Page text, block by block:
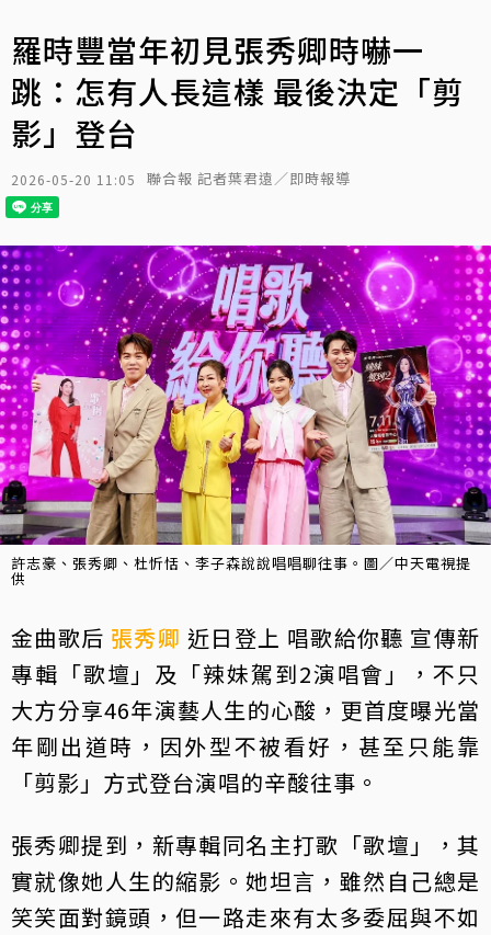
羅時豐當年初見張秀卿時嚇一
跳：怎有人長這樣 最後決定「剪
影」登台
2026-05-20 11:05 聯合報 記者葉君遠／即時報導
許志豪、張秀卿、杜忻恬、李子森說說唱唱聊往事。圖／中天電視提
供
金曲歌后 張秀卿 近日登上 唱歌給你聽 宣傳新
專輯「歌壇」及「辣妹駕到2演唱會」，不只
大方分享46年演藝人生的心酸，更首度曝光當
年剛出道時，因外型不被看好，甚至只能靠
「剪影」方式登台演唱的辛酸往事。
張秀卿提到，新專輯同名主打歌「歌壇」，其
實就像她人生的縮影。她坦言，雖然自己總是
笑笑面對鏡頭，但一路走來有太多委屈與不如